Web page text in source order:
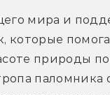
мира и
которые
природы
паломника